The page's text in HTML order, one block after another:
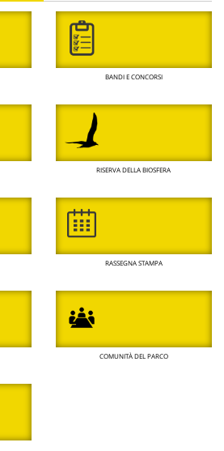
BANDI E CONCORSI
RISERVA DELLA BIOSFERA
RASSEGNA STAMPA
COMUNITÀ DEL PARCO